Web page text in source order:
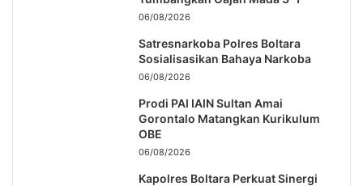
06/08/2026
Satresnarkoba Polres Boltara
Sosialisasikan Bahaya Narkoba
06/08/2026
Prodi PAI IAIN Sultan Amai
Gorontalo Matangkan Kurikulum
OBE
06/08/2026
Kapolres Boltara Perkuat Sinergi